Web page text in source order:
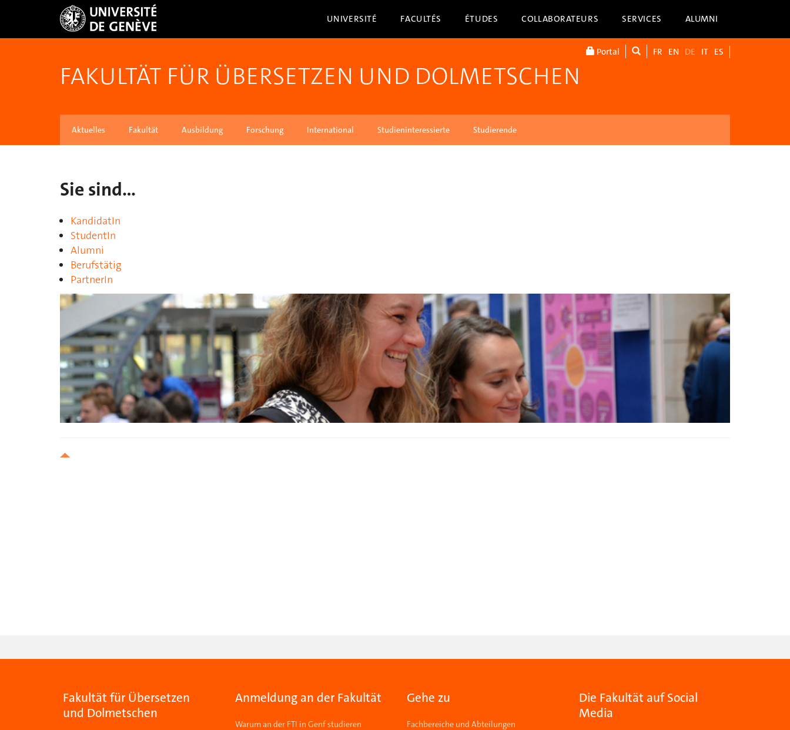
UNIVERSITÉ FACULTÉS ÉTUDES COLLABORATEURS SERVICES ALUMNI
Portal FR EN DE IT ES
FAKULTÄT FÜR ÜBERSETZEN UND DOLMETSCHEN
Aktuelles Fakultät Ausbildung Forschung International Studieninteressierte Studierende
Sie sind…
KandidatIn
StudentIn
Alumni
Berufstätig
PartnerIn
Fakultät für Übersetzen
und Dolmetschen
Anmeldung an der Fakultät
Warum an der FTI in Genf studieren
Gehe zu
Fachbereiche und Abteilungen
Die Fakultät auf Social
Media